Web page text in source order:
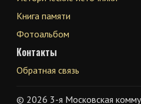
Книга памяти
Фотоальбом
Контакты
Обратная связь
© 2026 3-я Московская